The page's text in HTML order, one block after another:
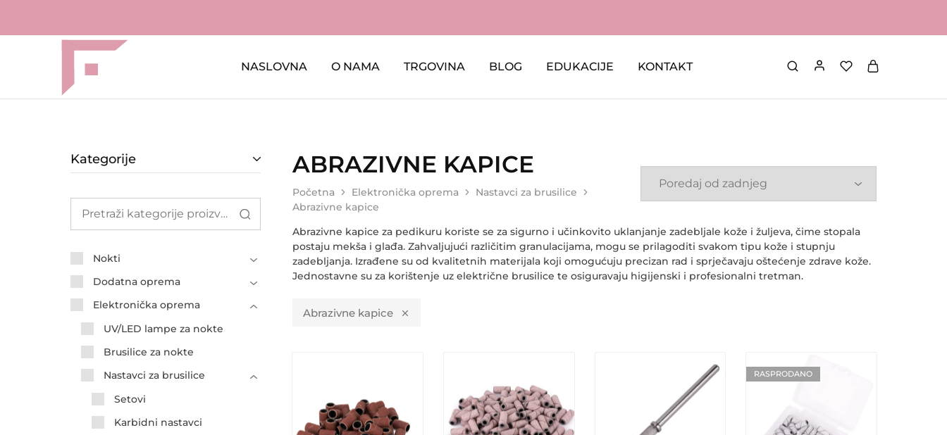
FAME
Profesionalna
za
kozmetičke
NASLOVNA O NAMA TRGOVINA BLOG EDUKACIJE KONTAKT
ABRAZIVNE KAPICE
Početna Elektronička oprema
Nastavci za brusilice
Abrazivne kapice
Abrazivne kapice za pedikuru koriste se za sigurno i učinkovito uklanjanje zadebljale kože i žuljeva, čime stopala
postaju mekša i glađa. Zahvaljujući različitim granulacijama, mogu se prilagoditi svakom tipu kože i stupnju
zadebljanja. Izrađene su od kvalitetnih materijala koji omogućuju precizan rad i sprječavaju oštećenje zdrave kože.
Jednostavne su za korištenje uz električne brusilice te osiguravaju higijenski i profesionalni tretman.
Abrazivne kapice
RASPRODANO
Kategorije
Nokti
Dodatna oprema
Elektronička oprema
UV/LED lampe za nokte
Brusilice za nokte
Nastavci za brusilice
Setovi
Karbidni nastavci